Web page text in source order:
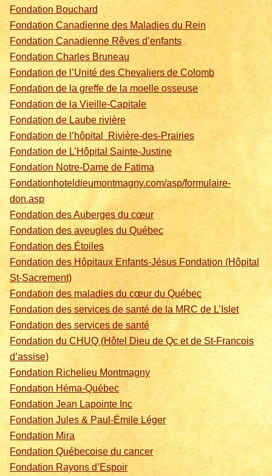
Fondation Bouchard
Fondation Canadienne des Maladies du Rein
Fondation Canadienne Rêves d’enfants
Fondation Charles Bruneau
Fondation de l’Unité des Chevaliers de Colomb
Fondation de la greffe de la moelle osseuse
Fondation de la Vieille-Capitale
Fondation de Laube rivière
Fondation de l’hôpital Rivière-des-Prairies
Fondation de L’Hôpital Sainte-Justine
Fondation Notre-Dame de Fatima
Fondationhoteldieumontmagny.com/asp/formulaire-
don.asp
Fondation des Auberges du cœur
Fondation des aveugles du Québec
Fondation des Étoiles
Fondation des Hôpitaux Enfants-Jésus Fondation (Hôpital
St-Sacrement)
Fondation des maladies du cœur du Québec
Fondation des services de santé de la MRC de L’Islet
Fondation des services de santé
Fondation du CHUQ (Hôtel Dieu de Qc et de St-Francois
d’assise)
Fondation Richelieu Montmagny
Fondation Héma-Québec
Fondation Jean Lapointe Inc
Fondation Jules & Paul-Émile Léger
Fondation Mira
Fondation Québecoise du cancer
Fondation Rayons d’Espoir